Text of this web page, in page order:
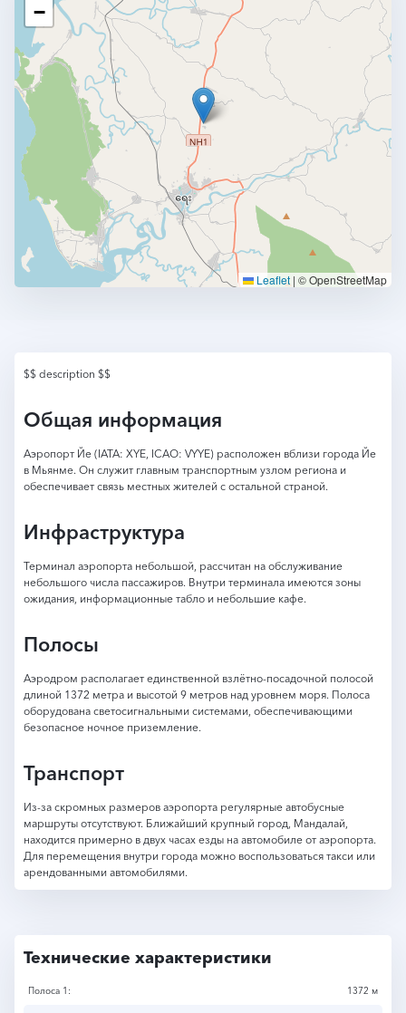
−
Leaflet | © OpenStreetMap
$$ description $$
Общая информация
Аэропорт Йе (IATA: XYE, ICAO: VYYE) расположен вблизи города Йе
в Мьянме. Он служит главным транспортным узлом региона и
обеспечивает связь местных жителей с остальной страной.
Инфраструктура
Терминал аэропорта небольшой, рассчитан на обслуживание
небольшого числа пассажиров. Внутри терминала имеются зоны
ожидания, информационные табло и небольшие кафе.
Полосы
Аэродром располагает единственной взлётно-посадочной полосой
длиной 1372 метра и высотой 9 метров над уровнем моря. Полоса
оборудована светосигнальными системами, обеспечивающими
безопасное ночное приземление.
Транспорт
Из-за скромных размеров аэропорта регулярные автобусные
маршруты отсутствуют. Ближайший крупный город, Мандалай,
находится примерно в двух часах езды на автомобиле от аэропорта.
Для перемещения внутри города можно воспользоваться такси или
арендованными автомобилями.
Технические характеристики
Полоса 1: 1372 м